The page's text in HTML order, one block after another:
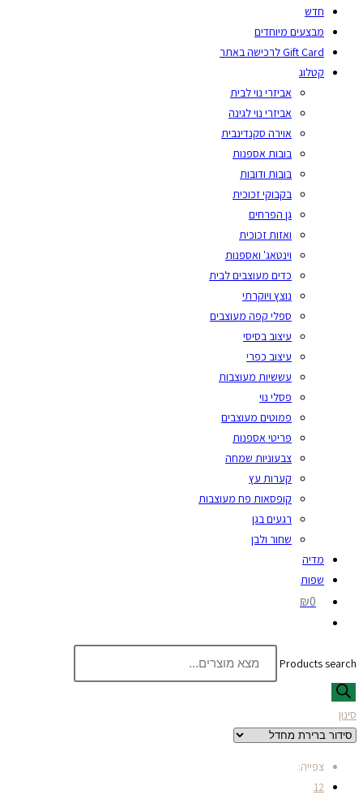
חדש
מבצעים מיוחדים
Gift Card לרכישה באתר
קטלוג
אביזרי נוי לבית
אביזרי נוי לגינה
אוירה סקנדינבית
בובות אספנות
בובות ודובות
בקבוקי זכוכית
גן הפרחים
ואזות זכוכית
וינטאג' ואספנות
כדים מעוצבים לבית
נוצץ ויוקרתי
ספלי קפה מעוצבים
עיצוב בסיסי
עיצוב כפרי
עששיות מעוצבות
פסלי נוי
פמוטים מעוצבים
פריטי אספנות
צבעוניות שמחה
קערות עץ
קופסאות פח מעוצבות
רגעים בגן
שחור ולבן
מדיה
שפות
₪0
Products search
סינון
צפייה:
12